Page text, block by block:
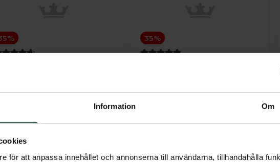
Information Om
för att anpassa innehållet och annonserna till användarna, tillhandahålla
109,85 kr
Clearlii Daily -2.25, 109.85 kr.
35%
Clearlii Daily -